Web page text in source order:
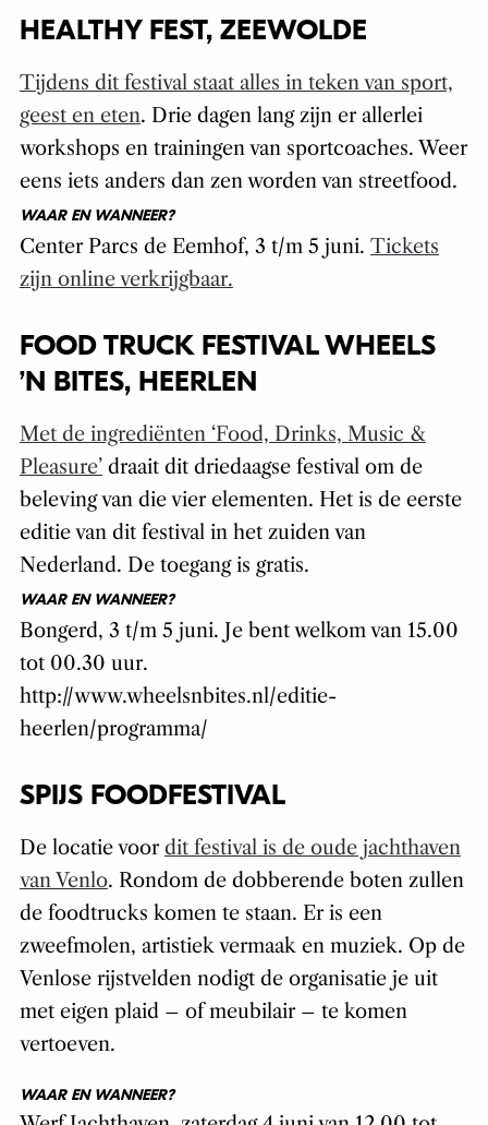
HEALTHY FEST, ZEEWOLDE
Tijdens dit festival staat alles in teken van sport,
geest en eten. Drie dagen lang zijn er allerlei
workshops en trainingen van sportcoaches. Weer
eens iets anders dan zen worden van streetfood.
WAAR EN WANNEER?
Center Parcs de Eemhof, 3 t/m 5 juni. Tickets
zijn online verkrijgbaar.
FOOD TRUCK FESTIVAL WHEELS
’N BITES, HEERLEN
Met de ingrediënten ‘Food, Drinks, Music &
Pleasure’draait dit driedaagse festival om de
beleving van die vier elementen. Het is de eerste
editie van dit festival in het zuiden van
Nederland. De toegang is gratis.
WAAR EN WANNEER?
Bongerd, 3 t/m 5 juni. Je bent welkom van 15.00
tot 00.30 uur.
http://www.wheelsnbites.nl/editie-
heerlen/programma/
SPIJS FOODFESTIVAL
De locatie voordit festival is de oude jachthaven
van Venlo. Rondom de dobberende boten zullen
de foodtrucks komen te staan. Er is een
zweefmolen, artistiek vermaak en muziek. Op de
Venlose rijstvelden nodigt de organisatie je uit
met eigen plaid – of meubilair – te komen
vertoeven.
WAAR EN WANNEER?